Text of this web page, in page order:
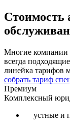
Стоимость
Многие компании
всегда
линейка тарифов
собрать тариф
Премиум
Комплексный
устные и